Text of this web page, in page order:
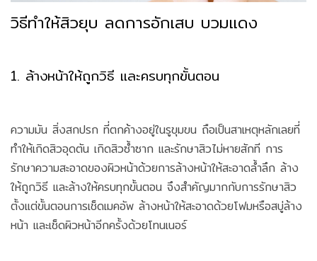
วิธีทำให้สิวยุบ ลดการอักเสบ บวมแดง
1. ล้างหน้าให้ถูกวิธี และครบทุกขั้นตอน
ความมัน สิ่งสกปรก ที่ตกค้างอยู่ในรูขุมขน ถือเป็นสาเหตุหลักเลยที่
ทำให้เกิดสิวอุดตัน เกิดสิวซ้ำซาก และรักษาสิวไม่หายสักที การ
รักษาความสะอาดของผิวหน้าด้วยการล้างหน้าให้สะอาดล้ำลึก ล้าง
ให้ถูกวิธี และล้างให้ครบทุกขั้นตอน จึงสำคัญมากกับการรักษาสิว
ตั้งแต่ขั้นตอนการเช็ดเมคอัพ ล้างหน้าให้สะอาดด้วยโฟมหรือสบู่ล้าง
หน้า และเช็ดผิวหน้าอีกครั้งด้วยโทนเนอร์